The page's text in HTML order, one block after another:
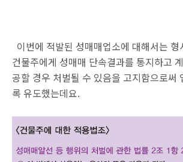
이번에 적발된 성매매업소에 대해서는 형
건물주에게 성매매 단속결과를 통지하고
공할 경우 처벌될 수 있음을 고지함으로써
록 유도했는데요.